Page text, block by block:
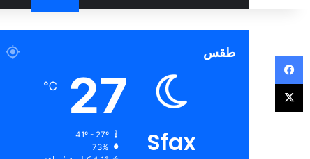
طقس
Sfax
27
℃
41º - 27º
73%
فيسبوك
‫X